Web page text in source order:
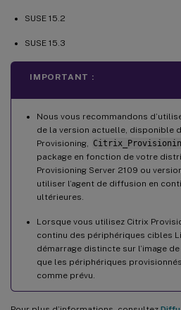
SUSE 15.2
SUSE 15.3
IMPORTANT :
Nous vous recommandons
de la version actuelle, disponible
Provisioning,
package en fonction de votre
Provisioning Server 2109 ou
utiliser l’agent de diffusion en
ultérieures.
Lorsque vous utilisez Citrix
continu des périphériques cibles
démarrage distincte sur l’image
que les périphériques
comme prévu.